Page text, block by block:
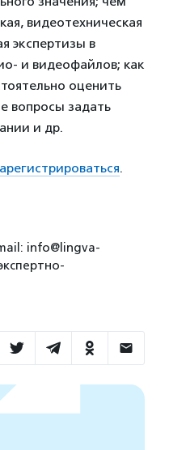
видеотехническая
экспертизы в
и видеофайлов; как
оценить
вопросы задать
и др.
.
info@lingva-